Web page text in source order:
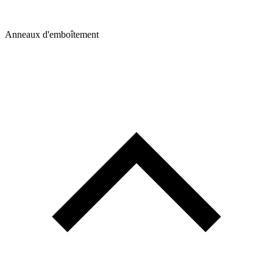
Anneaux d'emboîtement